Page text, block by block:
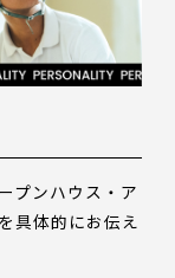
プンハウス・ア
具体的にお伝え